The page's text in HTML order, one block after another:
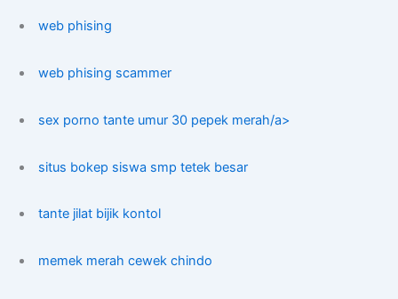
web phising
web phising scammer
sex porno tante umur 30 pepek merah/a>
situs bokep siswa smp tetek besar
tante jilat bijik kontol
memek merah cewek chindo